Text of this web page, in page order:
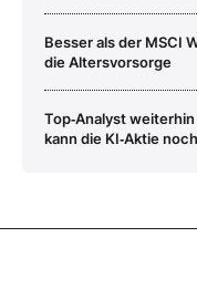
Besser als der MSCI
die Altersvorsorge
Top‑Analyst
kann die KI‑Aktie